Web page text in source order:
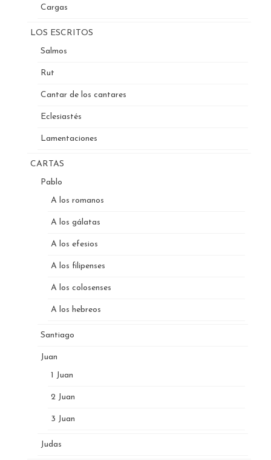
Cargas
LOS ESCRITOS
Salmos
Rut
Cantar de los cantares
Eclesiastés
Lamentaciones
CARTAS
Pablo
A los romanos
A los gálatas
A los efesios
A los filipenses
A los colosenses
A los hebreos
Santiago
Juan
1 Juan
2 Juan
3 Juan
Judas